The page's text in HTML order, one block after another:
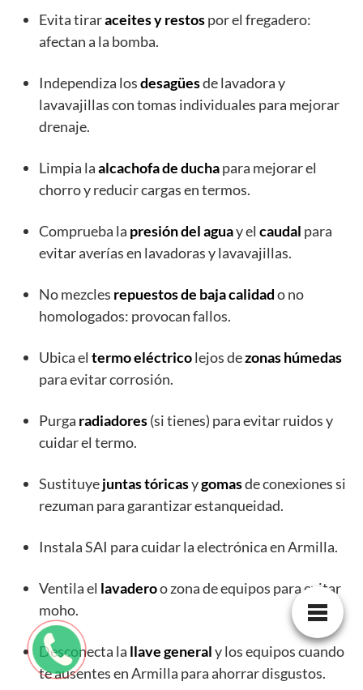
Evita tiraraceites y restospor el fregadero:
afectan a la bomba.
Independiza losdesagüesde lavadora y
lavavajillas con tomas individuales para mejorar
drenaje.
Limpia laalcachofa de duchapara mejorar el
chorro y reducir cargas en termos.
Comprueba la presión del aguay el caudal para
evitar averías en lavadoras y lavavajillas.
No mezcles repuestos de baja calidado no
homologados: provocan fallos.
Ubica el termo eléctricolejos dezonas húmedas
para evitar corrosión.
Purga radiadores(si tienes) para evitar ruidos y
cuidar el termo.
Sustituyejuntas tóricasygomasde conexiones si
rezuman para garantizar estanqueidad.
Instala SAI para cuidar la electrónica en Armilla.
Ventila el lavaderoo zona de equipos para evitar
moho.
Desconecta la llave generaly los equipos cuando
te ausentes en Armilla para ahorrar disgustos.